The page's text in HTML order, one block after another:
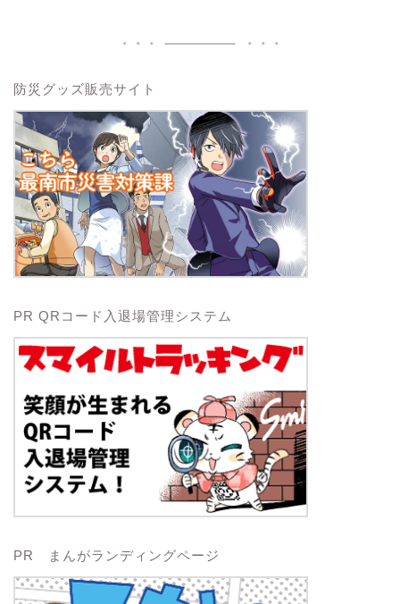
防災グッズ販売サイト
PR QRコード入退場管理システム
PR まんがランディングページ